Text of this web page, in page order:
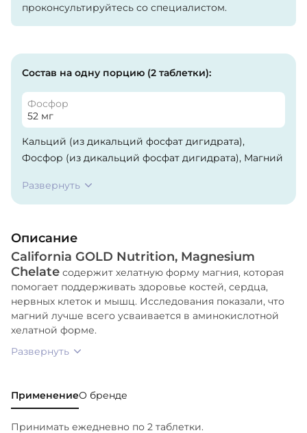
проконсультируйтесь со специалистом.
Состав на одну порцию (2 таблетки):
Фосфор
52 мг
Кальций (из дикальций фосфат дигидрата),
Фосфор (из дикальций фосфат дигидрата), Магний
микрокристаллическая целлюлоза, дикальций
фосфат, кроскармеллоза натрия, рисовая шелуха,
полиэтиленгликоль) и карнаубский воск.
Развернуть
Описание
California GOLD Nutrition, Magnesium
Chelate содержит хелатную форму магния, которая
помогает поддерживать здоровье костей, сердца,
нервных клеток и мышц. Исследования показали, что
магний лучше всего усваивается в аминокислотной
хелатной форме.
Развернуть
ПрименениеО бренде
Принимать ежедневно по 2 таблетки.